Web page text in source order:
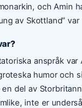
och Amin
av Skottland”
anspråk
humor och
del av
inte er